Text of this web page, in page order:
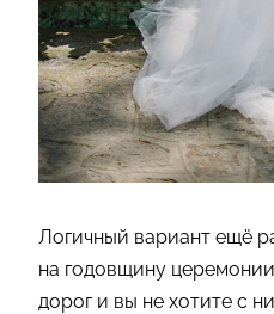
Логичный вариант ещё
на годовщину
дорог и вы не хотите с